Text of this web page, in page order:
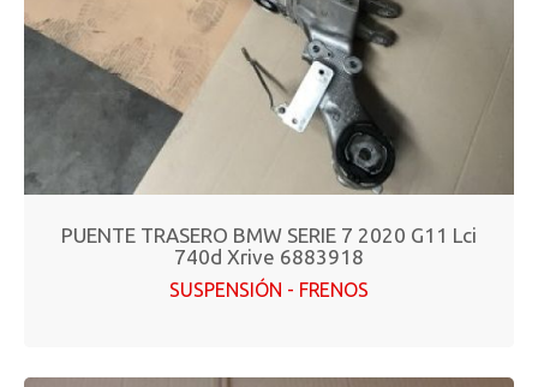
PUENTE TRASERO BMW SERIE 7 2020 G11 Lci
740d Xrive 6883918
SUSPENSIÓN - FRENOS